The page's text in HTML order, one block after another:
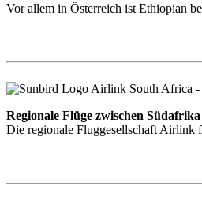
Vor allem in Österreich ist Ethiopian
Regionale Flüge zwischen
Die regionale Fluggesellschaft Airlink